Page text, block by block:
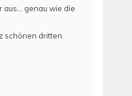
aus… genau wie die
schönen dritten